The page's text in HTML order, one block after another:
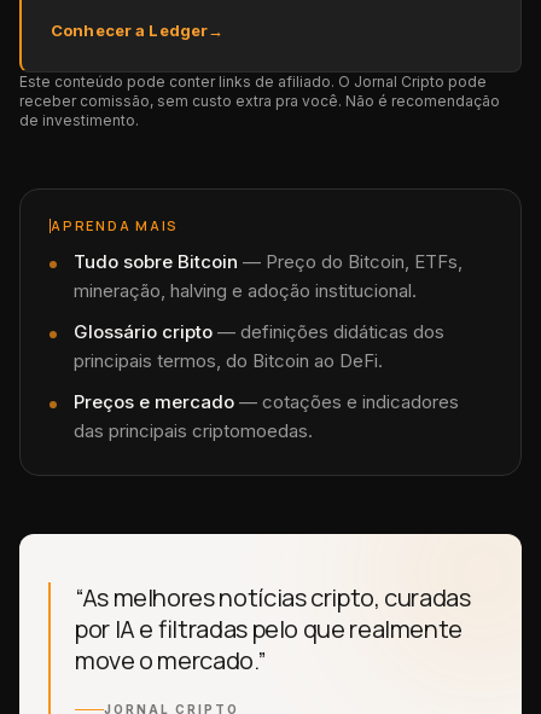
Conhecer a Ledger→
Este conteúdo pode conter links de afiliado. O Jornal Cripto pode
receber comissão, sem custo extra pra você. Não é recomendação
de investimento.
APRENDA MAIS
Tudo sobre Bitcoin — Preço do Bitcoin, ETFs,
mineração, halving e adoção institucional.
Glossário cripto — definições didáticas dos
principais termos, do Bitcoin ao DeFi.
Preços e mercado — cotações e indicadores
das principais criptomoedas.
“As melhores notícias cripto, curadas
por IA e filtradas pelo que realmente
move o mercado.”
JORNAL CRIPTO